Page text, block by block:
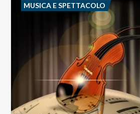
MUSICA E SPETTACOLO